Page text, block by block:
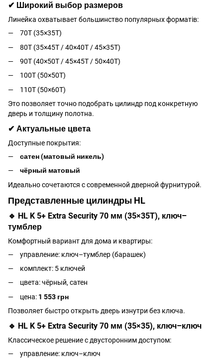
✔ Широкий выбор размеров
Линейка охватывает большинство популярных форматів:
70T (35×35T)
80T (35×45T / 40×40T / 45×35T)
90T (40×50T / 45×45T / 50×40T)
100T (50×50T)
110T (50×60T)
Это позволяет точно подобрать цилиндр под конкретную
дверь и толщину полотна.
✔ Актуальные цвета
Доступные покрытия:
сатен (матовый никель)
чёрный матовый
Идеально сочетаются с современной дверной фурнитурой.
Представленные цилиндры HL
🔹 HL K 5+ Extra Security 70 мм (35×35T), ключ–
тумблер
Комфортный вариант для дома и квартиры:
управление: ключ–тумблер (барашек)
комплект: 5 ключей
цвета: чёрный, сатен
цена: 1 553 грн
Позволяет быстро открыть дверь изнутри без ключа.
🔹 HL K 5+ Extra Security 70 мм (35×35), ключ–ключ
Классическое решение с двусторонним доступом:
управление: ключ–ключ